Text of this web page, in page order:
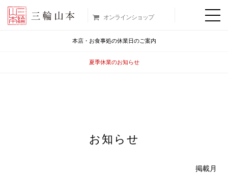
オンラインショップ
本店・お食事処の休業日のご案内
夏季休業のお知らせ
お知らせ
掲載月